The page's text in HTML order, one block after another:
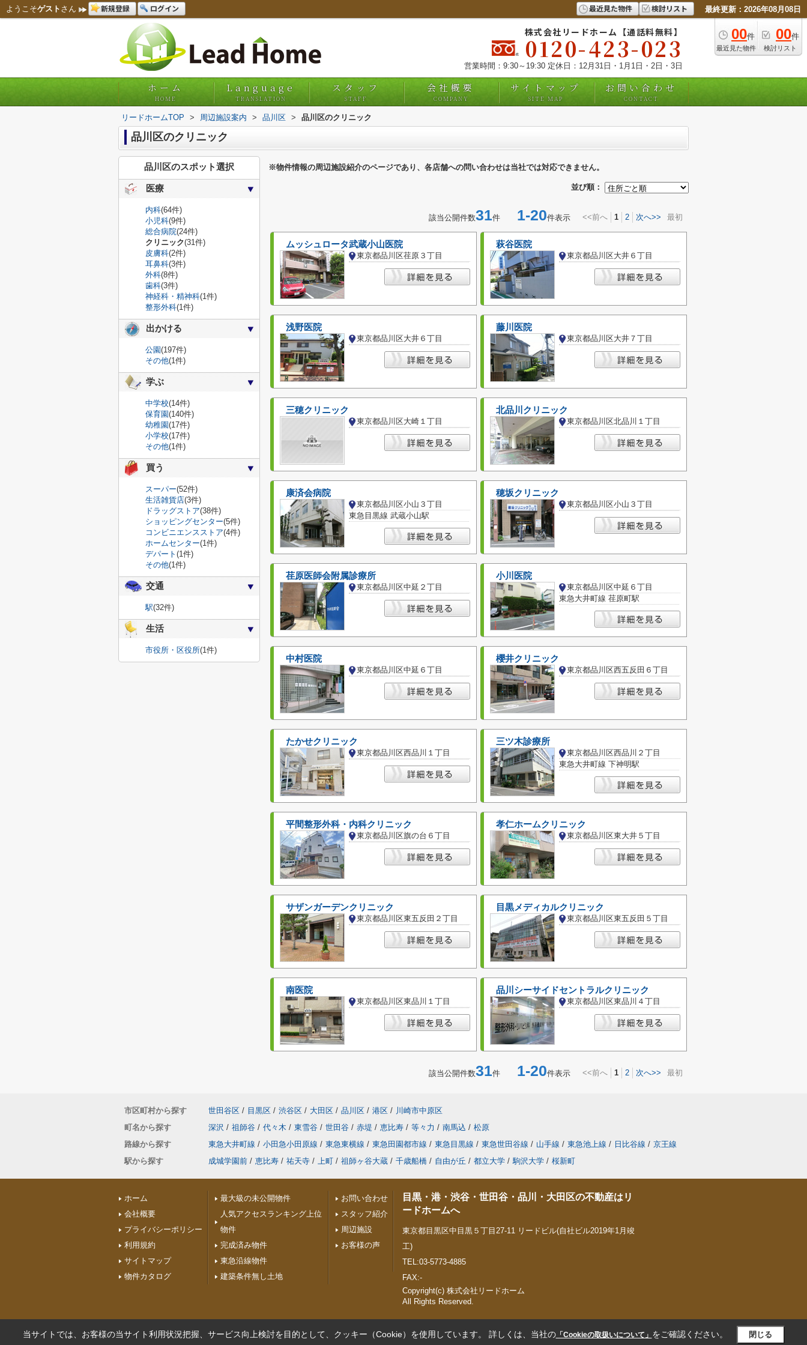
ようこそゲスト さん 新規登録 ログイン 最近見た物件 検討リスト 最終更新：2026年08月08日
00件
最近見た物件
00件
検討リスト
株式会社リードホーム【通話料無料】
0120-423-023
営業時間：9:30～19:30 定休日：12月31日・1月1日・2日・3日
ホーム
HOME
Language
TRANSLATION
スタッフ
STAFF
会社概要
COMPANY
サイトマップ
SITE MAP
お問い合わせ
CONTACT
リードホームTOP > 周辺施設案内 > 品川区 > 品川区のクリニック
品川区のクリニック
※物件情報の周辺施設紹介のページであり、各店舗への問い合わせは当社では対応できません。
並び順：
該当公開件数31件 1-20件表示 <<前へ 1 2 次へ>> 最初
ムッシュロータ武蔵小山医院
東京都品川区荏原３丁目
萩谷医院
東京都品川区大井６丁目
浅野医院
東京都品川区大井６丁目
藤川医院
東京都品川区大井７丁目
三穂クリニック
東京都品川区大崎１丁目
北品川クリニック
東京都品川区北品川１丁目
康済会病院
東京都品川区小山３丁目
東急目黒線 武蔵小山駅
穂坂クリニック
東京都品川区小山３丁目
荏原医師会附属診療所
東京都品川区中延２丁目
小川医院
東京都品川区中延６丁目
東急大井町線 荏原町駅
中村医院
東京都品川区中延６丁目
櫻井クリニック
東京都品川区西五反田６丁目
たかせクリニック
東京都品川区西品川１丁目
三ツ木診療所
東京都品川区西品川２丁目
東急大井町線 下神明駅
平間整形外科・内科クリニック
東京都品川区旗の台６丁目
孝仁ホームクリニック
東京都品川区東大井５丁目
サザンガーデンクリニック
東京都品川区東五反田２丁目
目黒メディカルクリニック
東京都品川区東五反田５丁目
南医院
東京都品川区東品川１丁目
品川シーサイドセントラルクリニック
東京都品川区東品川４丁目
該当公開件数31件 1-20件表示 <<前へ 1 2 次へ>> 最初
品川区のスポット選択
医療
内科(64件)
小児科(9件)
総合病院(24件)
クリニック(31件)
皮膚科(2件)
耳鼻科(3件)
外科(8件)
歯科(3件)
神経科・精神科(1件)
整形外科(1件)
出かける
公園(197件)
その他(1件)
学ぶ
中学校(14件)
保育園(140件)
幼稚園(17件)
小学校(17件)
その他(1件)
買う
スーパー(52件)
生活雑貨店(3件)
ドラッグストア(38件)
ショッピングセンター(5件)
コンビニエンスストア(4件)
ホームセンター(1件)
デパート (1件)
その他(1件)
交通
駅(32件)
生活
市役所・区役所(1件)
市区町村から探す 世田谷区 / 目黒区 / 渋谷区 / 大田区 / 品川区 / 港区 / 川崎市中原区
町名から探す
深沢 / 祖師谷 / 代々木 / 東雪谷 / 世田谷 / 赤堤 / 恵比寿 / 等々力 / 南馬込 / 松原
路線から探す
東急大井町線 / 小田急小田原線 / 東急東横線 / 東急田園都市線 / 東急目黒線 / 東急世田谷線 / 山手線 / 東急池上線 / 日比谷線 / 京王線
駅から探す
成城学園前 / 恵比寿 / 祐天寺 / 上町 / 祖師ヶ谷大蔵 / 千歳船橋 / 自由が丘 / 都立大学 / 駒沢大学 / 桜新町
ホーム
会社概要
プライバシーポリシー
利用規約
サイトマップ
物件カタログ
最大級の未公開物件
人気アクセスランキング上位
物件
完成済み物件
東急沿線物件
建築条件無し土地
お問い合わせ
スタッフ紹介
周辺施設
お客様の声
目黒・港・渋谷・世田谷・品川・大田区の不動産はリ
ードホームへ
東京都目黒区中目黒５丁目27-11 リードビル(自社ビル2019年1月竣
工)
TEL:03-5773-4885
FAX:-
Copyright(c) 株式会社リードホーム
All Rights Reserved.
当サイトでは、お客様の当サイト利用状況把握、サービス向上検討を目的として、クッキー（Cookie）を使用しています。 詳しくは、当社の「Cookieの取扱いについて」 をご確認ください。 閉じる